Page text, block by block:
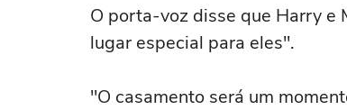
O porta-voz disse que Harry e
lugar especial para eles".
"O casamento será um